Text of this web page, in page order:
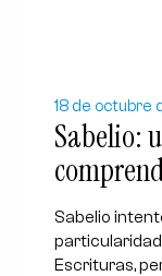
18 de octubre
Sabelio:
Sabelio
Escrituras,